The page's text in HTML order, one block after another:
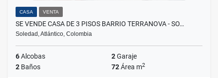
CASA VENTA
SE VENDE CASA DE 3 PISOS BARRIO TERRANOVA - SO…
Soledad, Atlántico, Colombia
6Alcobas 2Garaje
2 Baños 72Área m2